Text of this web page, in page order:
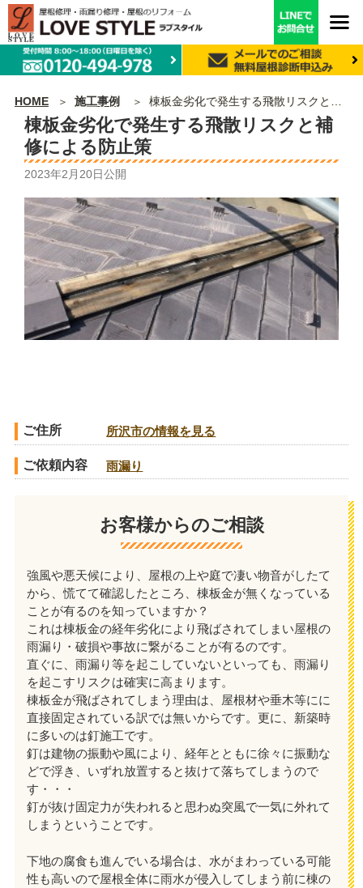
HOME 施工事例 棟板金劣化で発生する飛散リスクと補修による防止策
棟板金劣化で発生する飛散リスクと補
修による防止策
2023年2月20日公開
ご住所 所沢市の情報を見る
ご依頼内容 雨漏り
お客様からのご相談
強風や悪天候により、屋根の上や庭で凄い物音がしたて
から、慌てて確認したところ、棟板金が無くなっている
ことが有るのを知っていますか？
これは棟板金の経年劣化により飛ばされてしまい屋根の
雨漏り・破損や事故に繋がることが有るのです。
直ぐに、雨漏り等を起こしていないといっても、雨漏り
を起こすリスクは確実に高まります。
棟板金が飛ばされてしまう理由は、屋根材や垂木等にに
直接固定されている訳では無いからです。更に、新築時
に多いのは釘施工です。
釘は建物の振動や風により、経年とともに徐々に振動な
どで浮き、いずれ放置すると抜けて落ちてしまうので
す・・・
釘が抜け固定力が失われると思わぬ突風で一気に外れて
しまうということです。
下地の腐食も進んでいる場合は、水がまわっている可能
性も高いので屋根全体に雨水が侵入してしまう前に棟の